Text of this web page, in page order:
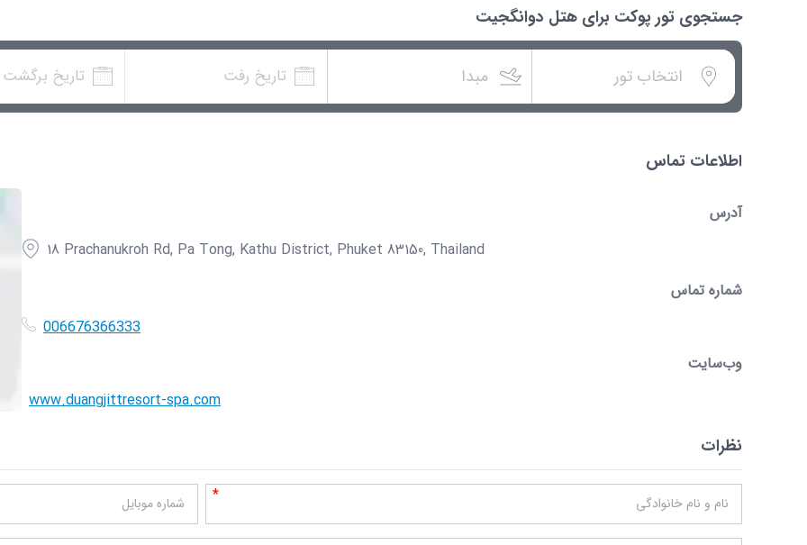
جستجوی تور پوکت برای هتل دوانگجیت
انتخاب تور مبدا تاریخ رفت تاریخ برگشت
اطلاعات تماس
آدرس
18 Prachanukroh Rd, Pa Tong, Kathu District, Phuket 83150, Thailand
شماره تماس
006676366333
وب‌سایت
www.duangjittresort-spa.com
نظرات
نام و نام خانوادگی * شماره موبایل